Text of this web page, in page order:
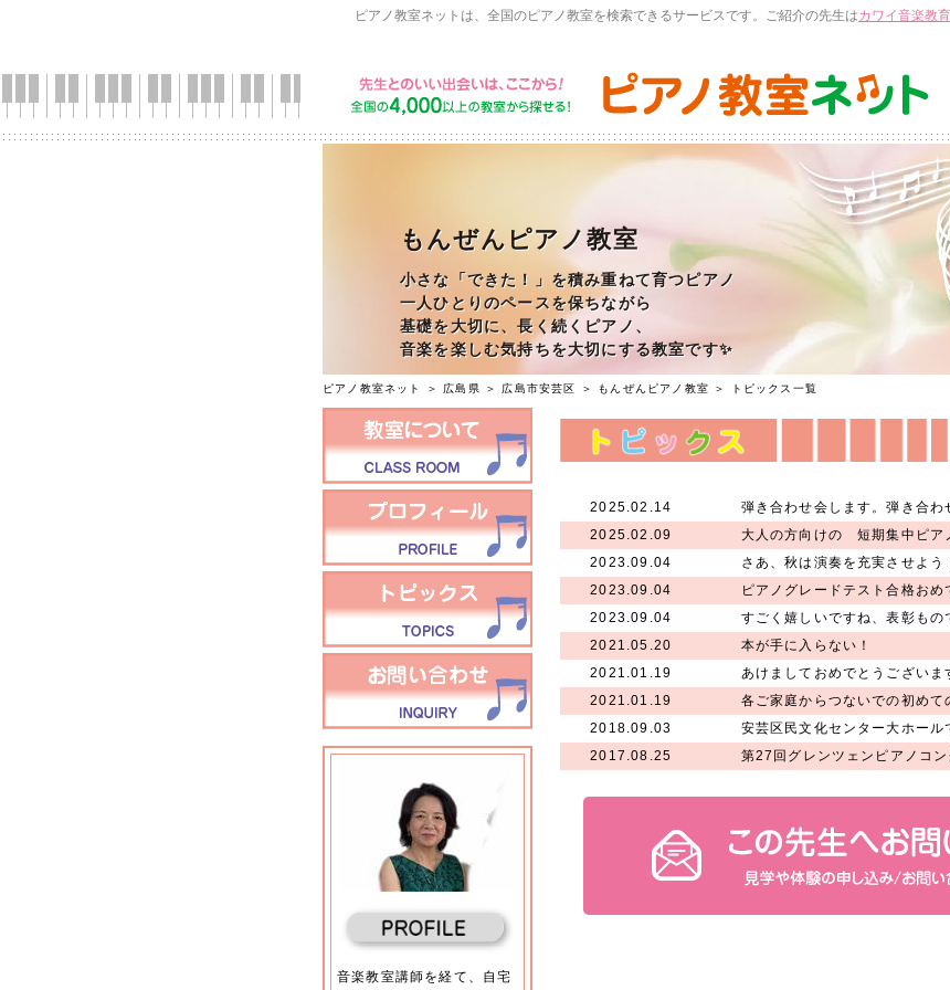
ピアノ教室ネットは、全国のピアノ教室を検索できるサービスです。ご紹介の先生はカワイ音楽教
もんぜんピアノ教室
小さな「できた！」を積み重ねて育つピアノ
一人ひとりのペースを保ちながら
基礎を大切に、長く続くピアノ、
音楽を楽しむ気持ちを大切にする教室です✨
ピアノ教室ネット ＞ 広島県 ＞ 広島市安芸区 ＞ もんぜんピアノ教室 ＞ トピックス一覧
音楽教室講師を経て、自宅
2025.02.14
弾き合わせ会します。弾き合わ
2025.02.09
大人の方向けの 短期集中ピア
2023.09.04
さあ、秋は演奏を充実させよう
2023.09.04
ピアノグレードテスト合格おめ
2023.09.04
すごく嬉しいですね、表彰もの
2021.05.20
本が手に入らない！
2021.01.19
あけましておめでとうございま
2021.01.19
各ご家庭からつないでの初め
2018.09.03
安芸区民文化センター大ホール
2017.08.25
第27回グレンツェンピアノコ